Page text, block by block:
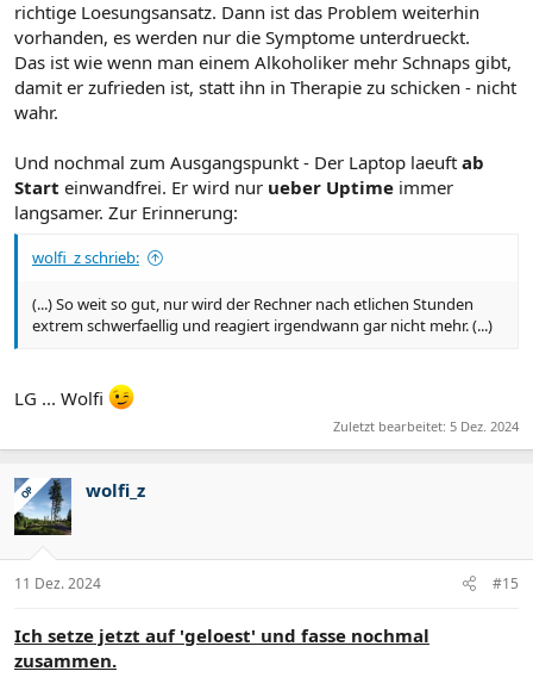
richtige Loesungsansatz. Dann ist das Problem weiterhin
vorhanden, es werden nur die Symptome unterdrueckt.
Das ist wie wenn man einem Alkoholiker mehr Schnaps gibt,
damit er zufrieden ist, statt ihn in Therapie zu schicken - nicht
wahr.
Und nochmal zum Ausgangspunkt - Der Laptop laeuft ab
Start einwandfrei. Er wird nur ueber Uptime immer
langsamer. Zur Erinnerung:
wolfi_z schrieb:
(...) So weit so gut, nur wird der Rechner nach etlichen Stunden
extrem schwerfaellig und reagiert irgendwann gar nicht mehr. (...)
LG ... Wolfi
Zuletzt bearbeitet: 5 Dez. 2024
OP wolfi_z
11 Dez. 2024 #15
Ich setze jetzt auf 'geloest' und fasse nochmal
zusammen.